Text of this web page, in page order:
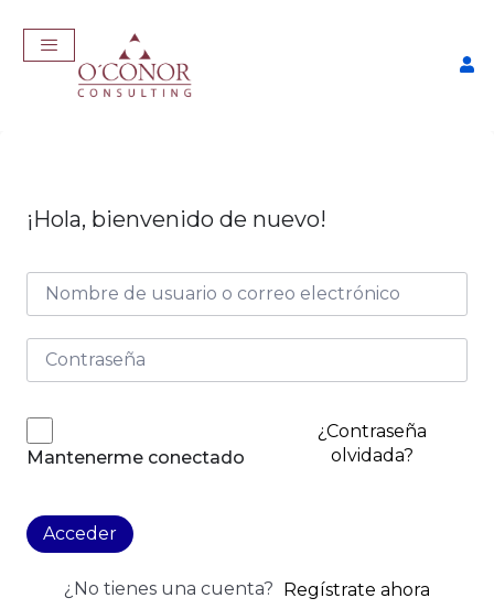
¡Hola, bienvenido de nuevo!
Mantenerme conectado
¿Contraseña
olvidada?
Acceder
¿No tienes una cuenta? Regístrate ahora